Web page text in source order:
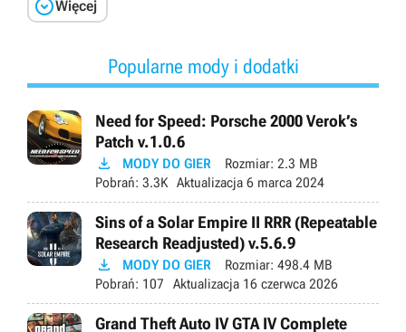
Więcej
Popularne mody i dodatki
Need for Speed: Porsche 2000 Verok’s
Patch v.1.0.6
 MODY DO GIER Rozmiar: 2.3 MB
Pobrań: 3.3K Aktualizacja 6 marca 2024
Sins of a Solar Empire II RRR (Repeatable
Research Readjusted) v.5.6.9
 MODY DO GIER Rozmiar: 498.4 MB
Pobrań: 107 Aktualizacja 16 czerwca 2026
Grand Theft Auto IV GTA IV Complete